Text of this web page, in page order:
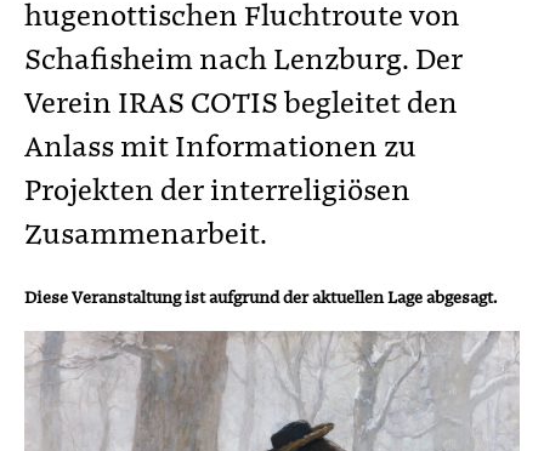
hugenottischen Fluchtroute von
Schafisheim nach Lenzburg. Der
Verein IRAS COTIS begleitet den
Anlass mit Informationen zu
Projekten der interreligiösen
Zusammenarbeit.
Diese Veranstaltung ist aufgrund der aktuellen Lage abgesagt.